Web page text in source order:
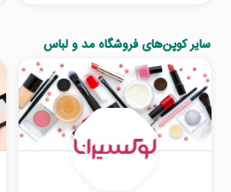
سایر کوپن‌های فروشگاه مد و لباس